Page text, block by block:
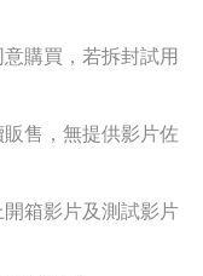
購買，若拆封試用
售，無提供影片佐
箱影片及測試影片